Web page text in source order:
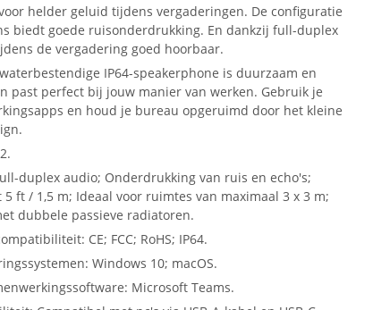
helder geluid tijdens vergaderingen. De configuratie
biedt goede ruisonderdrukking. En dankzij full-duplex
de vergadering goed hoorbaar.
IP64-speakerphone is duurzaam en
past perfect bij jouw manier van werken. Gebruik je
en houd je bureau opgeruimd door het kleine
duplex audio; Onderdrukking van ruis en echo's;
ft / 1,5 m; Ideaal voor ruimtes van maximaal 3 x 3 m;
dubbele passieve radiatoren.
CE; FCC; RoHS; IP64.
Windows 10; macOS.
Microsoft Teams.